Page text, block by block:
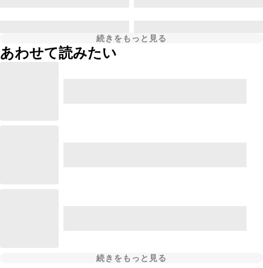
続きをもっと見る
あわせて読みたい
続きをもっと見る